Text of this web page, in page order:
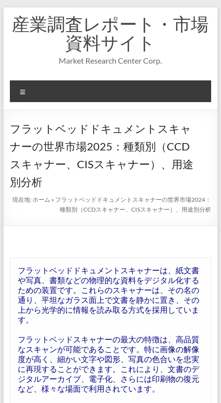
キ
プ
産業調査レポート・市場
資料サイト
Market Research Center Corp.
ニ
ー
フラットベッドドキュメントスキャ
ナーの世界市場2025：種類別（CCD
スキャナー、CISスキャナー）、用途
別分析
現在地:ホーム » フラットベッドドキュメントスキャナーの世界市場2024：
種類別（CCDスキャナー、CISスキャナー）、用途別分析
フラットベッドドキュメントスキャナーは、紙文書
や写真、書類などの物理的な資料をデジタル化する
ための装置です。これらのスキャナーは、その名の
通り、平坦なガラス面上で文書を静かに置き、その
上から光学的に情報を読み取る方式を採用していま
す。
フラットベッドスキャナーの最大の特徴は、高品質
なスキャンが可能であることです。特に画像の解像
度が高く、細かい文字や図形、写真の色合いを忠実
に再現することができます。これにより、文書のデ
ジタルアーカイブ、電子化、さらには印刷物の復元
など、様々な場面で利用されています。